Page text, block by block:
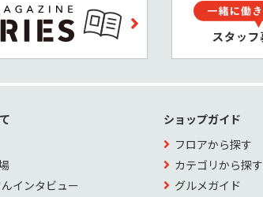
インタビュー
ショップガイド
フロアから探す
カテゴリから探す
グルメガイド